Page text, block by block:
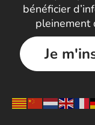
bénéficier
pleinement
Je